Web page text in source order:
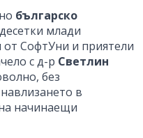
българско
млади
СофтУни и приятели
с д-р Светлин
без
в
начинаещи